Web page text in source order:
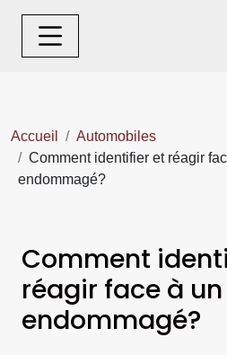
Accueil
Automobiles
Comment identifier et réagir
endommagé?
Comment
réagir face à
endommagé?